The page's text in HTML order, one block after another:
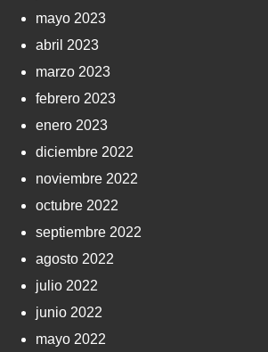
mayo 2023
abril 2023
marzo 2023
febrero 2023
enero 2023
diciembre 2022
noviembre 2022
octubre 2022
septiembre 2022
agosto 2022
julio 2022
junio 2022
mayo 2022